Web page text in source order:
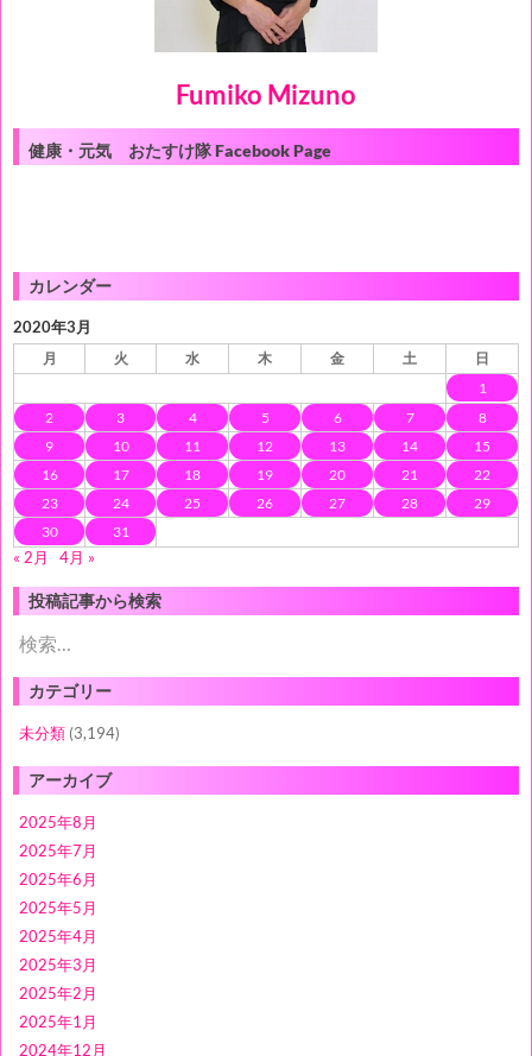
Fumiko Mizuno
健康・元気 おたすけ隊 Facebook Page
カレンダー
2020年3月
月 火 水 木 金 土 日
1
2
3 4 5 6 7
8
9
10 11 12 13 14
15
16
17 18 19 20 21
22
23
24 25 26 27 28
29
30
31
« 2月 4月 »
投稿記事から検索
検
索:
カテゴリー
未分類 (3,194)
アーカイブ
2025年8月
2025年7月
2025年6月
2025年5月
2025年4月
2025年3月
2025年2月
2025年1月
2024年12月